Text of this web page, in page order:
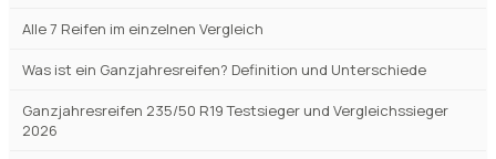
Alle 7 Reifen im einzelnen Vergleich
Was ist ein Ganzjahresreifen? Definition und Unterschiede
Ganzjahresreifen 235/50 R19 Testsieger und Vergleichssieger
2026